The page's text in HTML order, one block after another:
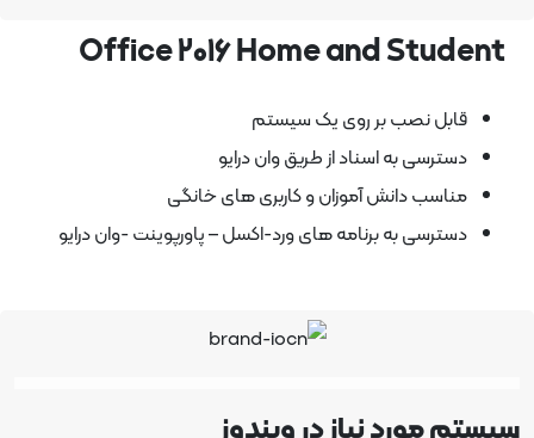
Office 2016 Home and Student
قابل نصب بر روی یک سیستم
دسترسی به اسناد از طریق وان درایو
مناسب دانش آموزان و کاربری های خانگی
دسترسی به برنامه های ورد-اکسل – پاورپوینت -وان درایو
سیستم مورد نیاز در ویندوز